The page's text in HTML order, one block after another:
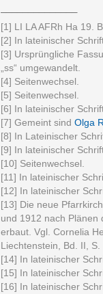
[1] LI LA AFRh Ha 19.
[2] In lateinischer
[3] Ursprüngliche
„ss“ umgewandelt.
[4] Seitenwechsel.
[5] Seitenwechsel.
[6] In lateinischer
[7] Gemeint sind Olga
[8] In Lateinischer
[9] In lateinischer
[10] Seitenwechsel.
[11] In lateinischer
[12] In lateinischer
[13] Die neue
und 1912 nach Plänen
erbaut. Vgl. Cornelia
Liechtenstein, Bd. II, S.
[14] In lateinischer
[15] In lateinischer
[16] In lateinischer